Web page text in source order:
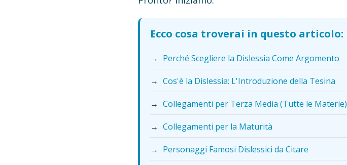
Ecco cosa troverai in questo articolo:
→ Perché Scegliere la Dislessia Come Argomento
→ Cos'è la Dislessia: L'Introduzione della Tesina
→ Collegamenti per Terza Media (Tutte le Materie)
→ Collegamenti per la Maturità
→ Personaggi Famosi Dislessici da Citare